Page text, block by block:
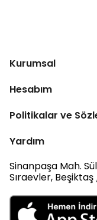
Kurumsal
Hesabım
Politikalar ve
Yardım
Sinanpaşa Mah.
Sıraevler,